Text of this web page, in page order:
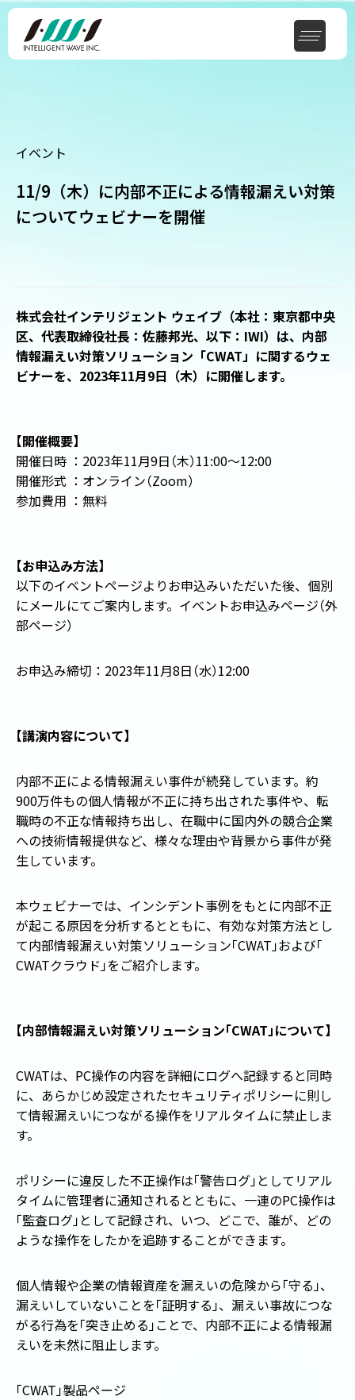
イベント
11/9（木）に内部不正による情報漏えい対策
についてウェビナーを開催
株式会社インテリジェント ウェイブ（本社：東京都中央
区、代表取締役社長：佐藤邦光、以下：IWI）は、内部
情報漏えい対策ソリューション「CWAT」に関するウェ
ビナーを、2023年11月9日（木）に開催します。
【開催概要】
開催日時 ：2023年11月9日（木）11:00～12:00
開催形式 ：オンライン（Zoom）
参加費用 ：無料
【お申込み方法】
以下のイベントページよりお申込みいただいた後、個別
にメールにてご案内します。 イベントお申込みページ（外
部ページ）
お申込み締切：2023年11月8日（水）12:00
【講演内容について】
内部不正による情報漏えい事件が続発しています。約
900万件もの個人情報が不正に持ち出された事件や、転
職時の不正な情報持ち出し、在職中に国内外の競合企業
への技術情報提供など、様々な理由や背景から事件が発
生しています。
本ウェビナーでは、インシデント事例をもとに内部不正
が起こる原因を分析するとともに、有効な対策方法とし
て内部情報漏えい対策ソリューション「CWAT」および「
CWATクラウド」をご紹介します。
【内部情報漏えい対策ソリューション「CWAT」について】
CWATは、PC操作の内容を詳細にログへ記録すると同時
に、あらかじめ設定されたセキュリティポリシーに則し
て情報漏えいにつながる操作をリアルタイムに禁止しま
す。
ポリシーに違反した不正操作は「警告ログ」としてリアル
タイムに管理者に通知されるとともに、一連のPC操作は
「監査ログ」として記録され、いつ、どこで、誰が、どの
ような操作をしたかを追跡することができます。
個人情報や企業の情報資産を漏えいの危険から「守る」
、
漏えいしていないことを「証明する」、漏えい事故につな
がる行為を「突き止める」ことで、内部不正による情報漏
えいを未然に阻止します。
「CWAT」製品ページ